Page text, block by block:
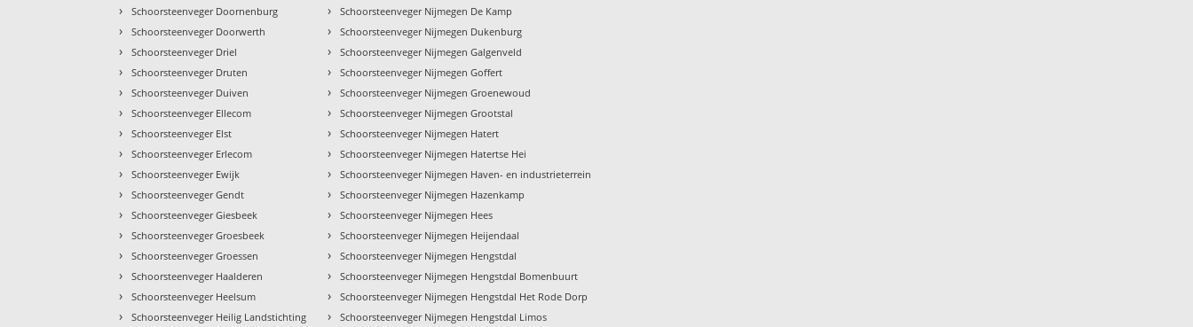
› Schoorsteenveger Doornenburg
› Schoorsteenveger Doorwerth
› Schoorsteenveger Driel
› Schoorsteenveger Druten
› Schoorsteenveger Duiven
› Schoorsteenveger Ellecom
› Schoorsteenveger Elst
› Schoorsteenveger Erlecom
› Schoorsteenveger Ewijk
› Schoorsteenveger Gendt
› Schoorsteenveger Giesbeek
› Schoorsteenveger Groesbeek
› Schoorsteenveger Groessen
› Schoorsteenveger Haalderen
› Schoorsteenveger Heelsum
› Schoorsteenveger Heilig Landstichting
› Schoorsteenveger Nijmegen De Kamp
› Schoorsteenveger Nijmegen Dukenburg
› Schoorsteenveger Nijmegen Galgenveld
› Schoorsteenveger Nijmegen Goffert
› Schoorsteenveger Nijmegen Groenewoud
› Schoorsteenveger Nijmegen Grootstal
› Schoorsteenveger Nijmegen Hatert
› Schoorsteenveger Nijmegen Hatertse Hei
› Schoorsteenveger Nijmegen Haven- en industrieterrein
› Schoorsteenveger Nijmegen Hazenkamp
› Schoorsteenveger Nijmegen Hees
› Schoorsteenveger Nijmegen Heijendaal
› Schoorsteenveger Nijmegen Hengstdal
› Schoorsteenveger Nijmegen Hengstdal Bomenbuurt
› Schoorsteenveger Nijmegen Hengstdal Het Rode Dorp
› Schoorsteenveger Nijmegen Hengstdal Limos